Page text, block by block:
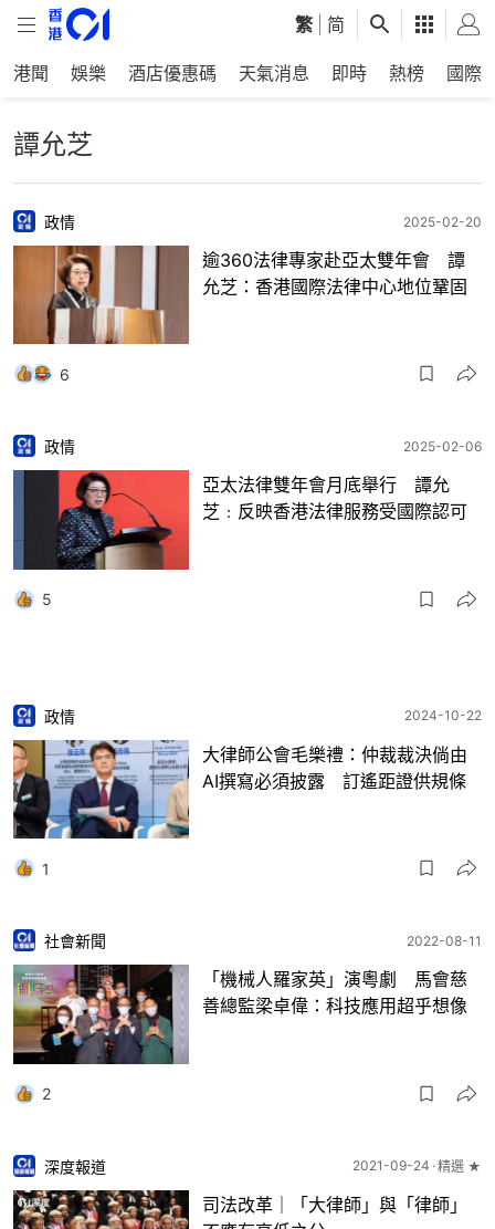
繁 简
港聞 娛樂 酒店優惠碼 天氣消息 即時 熱榜 國際
譚允芝
政情 2025-02-20
逾360法律專家赴亞太雙年會 譚
允芝：香港國際法律中心地位鞏固
6
政情 2025-02-06
亞太法律雙年會月底舉行 譚允
芝﹕反映香港法律服務受國際認可
5
政情 2024-10-22
大律師公會毛樂禮：仲裁裁決倘由
AI撰寫必須披露 訂遙距證供規條
1
社會新聞 2022-08-11
「機械人羅家英」演粵劇 馬會慈
善總監梁卓偉：科技應用超乎想像
2
深度報道 2021-09-24 精選 ★
司法改革｜「大律師」與「律師」